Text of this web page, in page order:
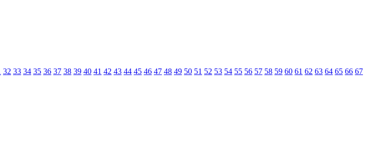
32 33 34 35 36 37 38 39 40 41 42 43 44 45 46 47 48 49 50 51 52 53 54 55 56 57 58 59 60 61 62 63 64 65 66 67